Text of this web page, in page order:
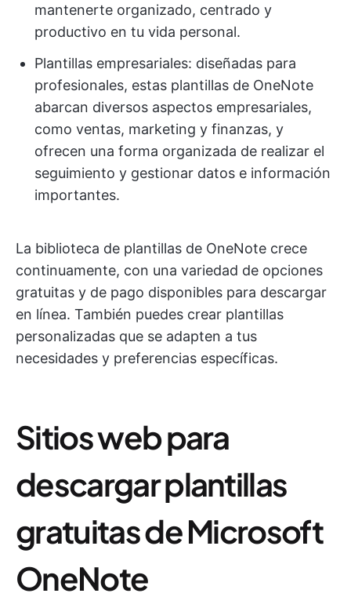
mantenerte organizado, centrado y
productivo en tu vida personal.
Plantillas empresariales: diseñadas para
profesionales, estas plantillas de OneNote
abarcan diversos aspectos empresariales,
como ventas, marketing y finanzas, y
ofrecen una forma organizada de realizar el
seguimiento y gestionar datos e información
importantes.
La biblioteca de plantillas de OneNote crece
continuamente, con una variedad de opciones
gratuitas y de pago disponibles para descargar
en línea. También puedes crear plantillas
personalizadas que se adapten a tus
necesidades y preferencias específicas.
Sitios web para
descargar plantillas
gratuitas de Microsoft
OneNote